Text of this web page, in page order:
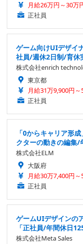
月給26万円～30万
正社員
ゲーム向けUIデザイ
社員/週休2日制/育休
株式会社enrich
東京都
月給31万9,900円～
正社員
「0からキャリア形
クターの動きの編集/
株式会社ELM
大阪府
月給30万7,400円～
正社員
ゲームUIデザインの
「正社員/年間休日
株式会社Meta Sales